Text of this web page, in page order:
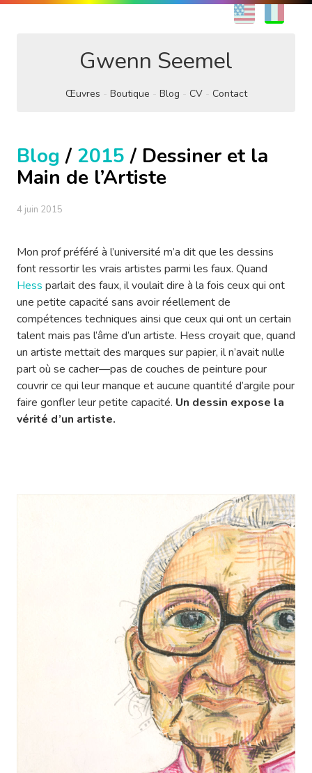
EN
Gwenn Seemel
Œuvres Boutique Blog CV Contact
Blog / 2015 / Dessiner et la
Main de l’Artiste
4 juin 2015
Mon prof préféré à l’université m’a dit que les dessins
font ressortir les vrais artistes parmi les faux. Quand
Hess parlait des faux, il voulait dire à la fois ceux qui ont
une petite capacité sans avoir réellement de
compétences techniques ainsi que ceux qui ont un certain
talent mais pas l’âme d’un artiste. Hess croyait que, quand
un artiste mettait des marques sur papier, il n’avait nulle
part où se cacher—pas de couches de peinture pour
couvrir ce qui leur manque et aucune quantité d’argile pour
faire gonfler leur petite capacité. Un dessin expose la
vérité d’un artiste.